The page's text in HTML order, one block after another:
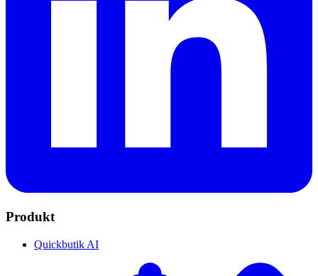
Produkt
Quickbutik AI